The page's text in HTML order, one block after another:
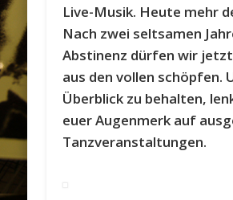
Live-Musik. Heute mehr
Nach zwei seltsamen
Abstinenz dürfen wir
aus den vollen schöpfen.
Überblick zu behalten,
euer Augenmerk auf
Tanzveranstaltungen.